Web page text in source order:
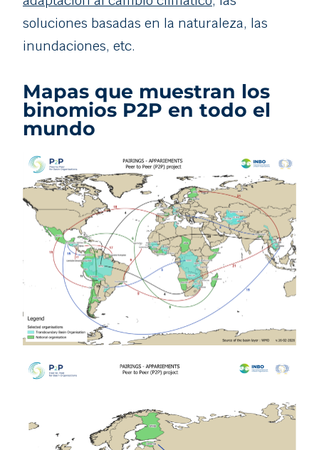
soluciones basadas en la naturaleza, las
inundaciones, etc.
Mapas que muestran los
binomios P2P en todo el
mundo